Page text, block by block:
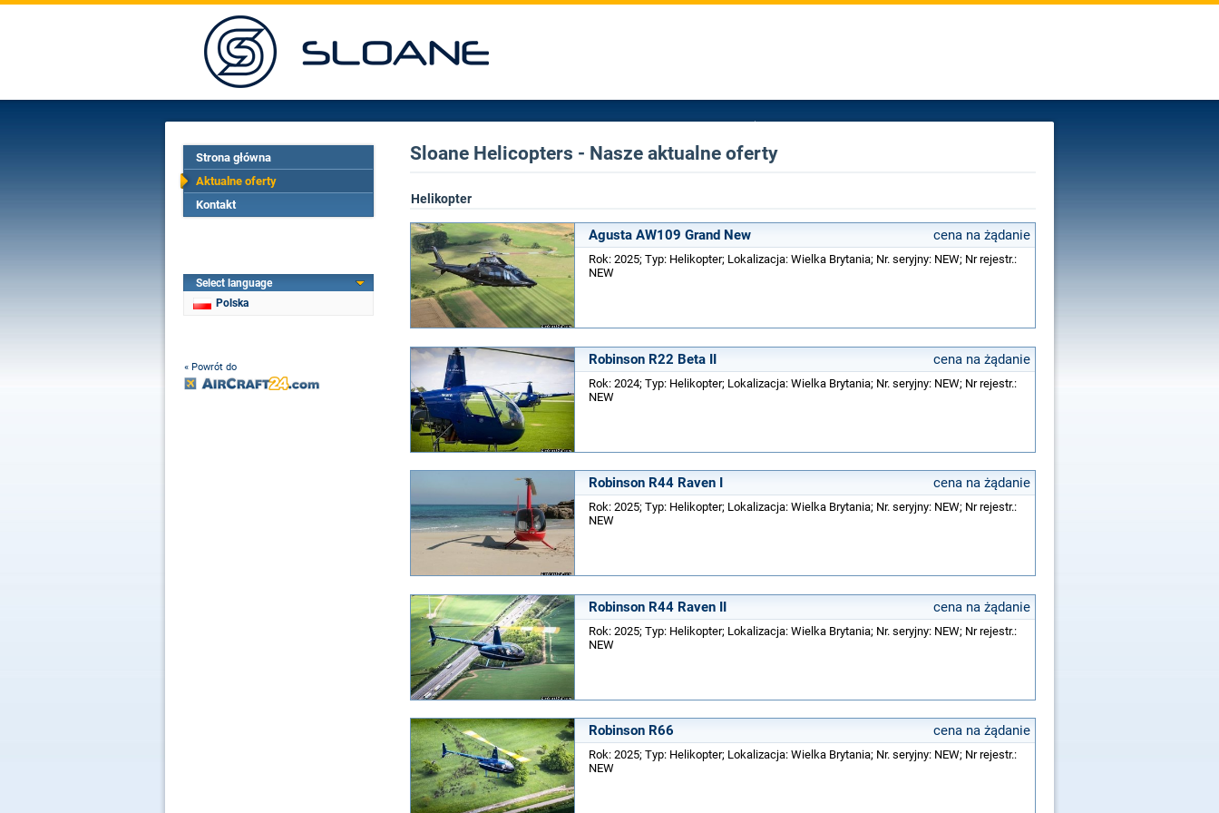
Strona główna
Aktualne oferty
Kontakt
Select language
Polska
« Powrót do
Sloane Helicopters - Nasze aktualne oferty
Helikopter
Agusta AW109 Grand New cena na żądanie
Rok: 2025; Typ: Helikopter; Lokalizacja: Wielka Brytania; Nr. seryjny: NEW; Nr rejestr.:
NEW
Robinson R22 Beta II cena na żądanie
Rok: 2024; Typ: Helikopter; Lokalizacja: Wielka Brytania; Nr. seryjny: NEW; Nr rejestr.:
NEW
Robinson R44 Raven I cena na żądanie
Rok: 2025; Typ: Helikopter; Lokalizacja: Wielka Brytania; Nr. seryjny: NEW; Nr rejestr.:
NEW
Robinson R44 Raven II cena na żądanie
Rok: 2025; Typ: Helikopter; Lokalizacja: Wielka Brytania; Nr. seryjny: NEW; Nr rejestr.:
NEW
Robinson R66 cena na żądanie
Rok: 2025; Typ: Helikopter; Lokalizacja: Wielka Brytania; Nr. seryjny: NEW; Nr rejestr.:
NEW